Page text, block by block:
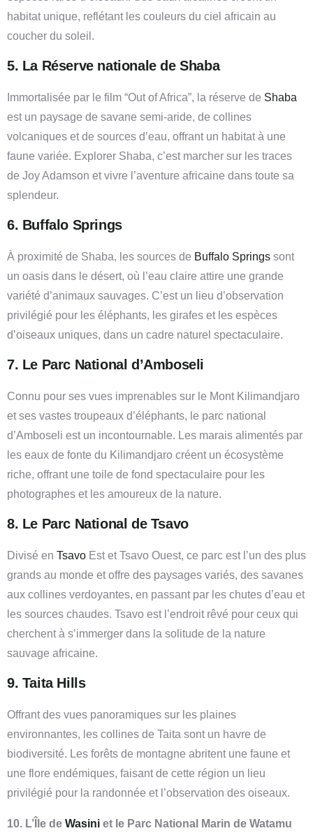
habitat unique, reflétant les couleurs du ciel africain au
coucher du soleil.
5. La Réserve nationale de Shaba
Immortalisée par le film “Out of Africa”, la réserve de Shaba
est un paysage de savane semi-aride, de collines
volcaniques et de sources d’eau, offrant un habitat à une
faune variée. Explorer Shaba, c’est marcher sur les traces
de Joy Adamson et vivre l’aventure africaine dans toute sa
splendeur.
6. Buffalo Springs
À proximité de Shaba, les sources de Buffalo Springs sont
un oasis dans le désert, où l’eau claire attire une grande
variété d’animaux sauvages. C’est un lieu d’observation
privilégié pour les éléphants, les girafes et les espèces
d’oiseaux uniques, dans un cadre naturel spectaculaire.
7. Le Parc National d’Amboseli
Connu pour ses vues imprenables sur le Mont Kilimandjaro
et ses vastes troupeaux d’éléphants, le parc national
d’Amboseli est un incontournable. Les marais alimentés par
les eaux de fonte du Kilimandjaro créent un écosystème
riche, offrant une toile de fond spectaculaire pour les
photographes et les amoureux de la nature.
8. Le Parc National de Tsavo
Divisé en Tsavo Est et Tsavo Ouest, ce parc est l’un des plus
grands au monde et offre des paysages variés, des savanes
aux collines verdoyantes, en passant par les chutes d’eau et
les sources chaudes. Tsavo est l’endroit rêvé pour ceux qui
cherchent à s’immerger dans la solitude de la nature
sauvage africaine.
9. Taita Hills
Offrant des vues panoramiques sur les plaines
environnantes, les collines de Taita sont un havre de
biodiversité. Les forêts de montagne abritent une faune et
une flore endémiques, faisant de cette région un lieu
privilégié pour la randonnée et l’observation des oiseaux.
10. L’Île de Wasini et le Parc National Marin de Watamu